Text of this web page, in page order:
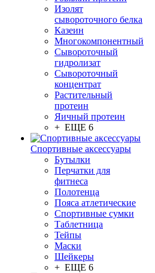
Изолят
сывороточного белка
Казеин
Многокомпонентный
Сывороточный
гидролизат
Сывороточный
концентрат
Растительный
протеин
Яичный протеин
+ ЕЩЕ 6
Спортивные аксессуары
Бутылки
Перчатки для
фитнеса
Полотенца
Пояса атлетические
Спортивные сумки
Таблетница
Тейпы
Маски
Шейкеры
+ ЕЩЕ 6